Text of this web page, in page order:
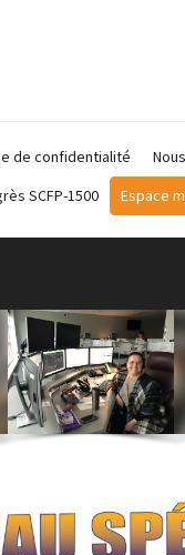
de confidentialité
SCFP-1500 Espace